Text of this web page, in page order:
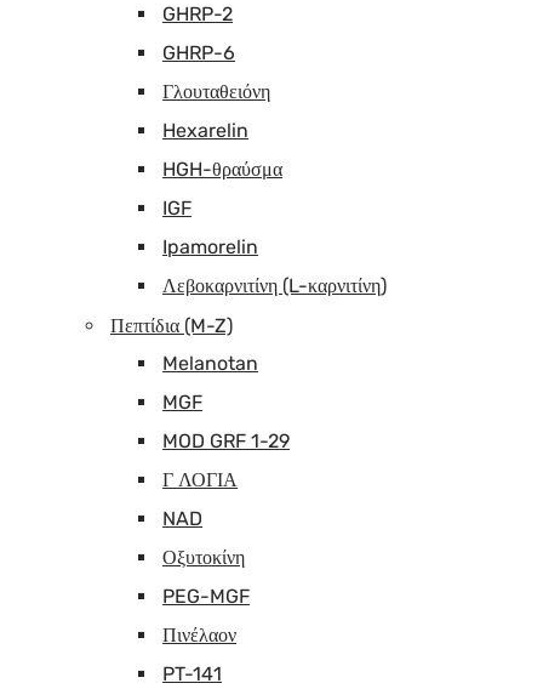
GHRP-2
GHRP-6
Γλουταθειόνη
Hexarelin
HGH-θραύσμα
IGF
Ipamorelin
Λεβοκαρνιτίνη (L-καρνιτίνη)
Πεπτίδια (M-Z)
Melanotan
MGF
MOD GRF 1-29
Γ ΛΟΓΙΑ
NAD
Οξυτοκίνη
PEG-MGF
Πινέλαον
PT-141